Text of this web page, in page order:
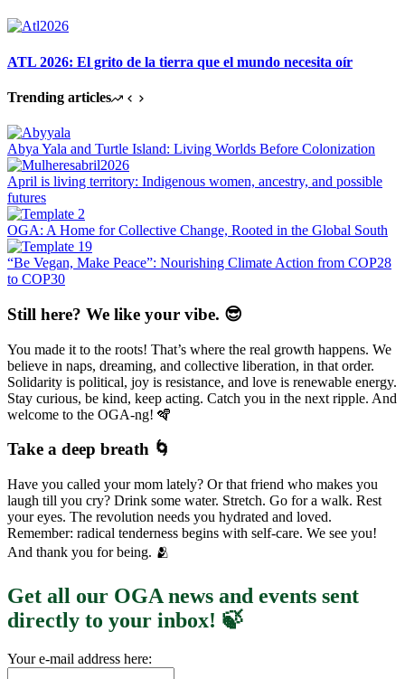
ATL 2026: El grito de la tierra que el mundo necesita oír
Trending articles
Abya Yala and Turtle Island: Living Worlds Before Colonization
April is living territory: Indigenous women, ancestry, and possible
futures
OGA: A Home for Collective Change, Rooted in the Global South
“Be Vegan, Make Peace”: Nourishing Climate Action from COP28
to COP30
Still here? We like your vibe. 😎
You made it to the roots! That’s where the real growth happens. We
believe in naps, dreaming, and collective liberation, in that order.
Solidarity is political, joy is resistance, and love is renewable energy.
Stay curious, be kind, keep acting. Catch you in the next ripple. And
welcome to the OGA-ng! 🪇
Take a deep breath 🌀
Have you called your mom lately? Or that friend who makes you
laugh till you cry? Drink some water. Stretch. Go for a walk. Rest
your eyes. The revolution needs you hydrated and loved.
Remember: radical tenderness begins with self-care. We see you!
And thank you for being. 🫂
Get all our OGA news and events sent
directly to your inbox! 🍃
Your e-mail address here: